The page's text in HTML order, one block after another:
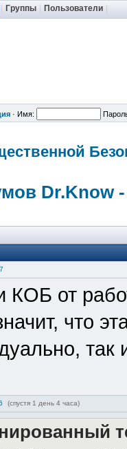
Группы Пользователи
· Имя:
Dr.Know
КОБ от
что
так
(спустя 1 день 4 часа)